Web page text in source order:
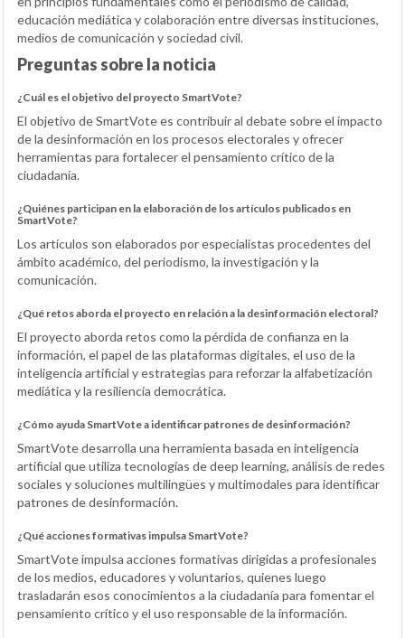
educación mediática y colaboración entre diversas instituciones,
medios de comunicación y sociedad civil.
Preguntas sobre la noticia
¿Cuál es el objetivo del proyecto SmartVote?
El objetivo de SmartVote es contribuir al debate sobre el impacto
de la desinformación en los procesos electorales y ofrecer
herramientas para fortalecer el pensamiento crítico de la
ciudadanía.
¿Quiénes participan en la elaboración de los artículos publicados en
SmartVote?
Los artículos son elaborados por especialistas procedentes del
ámbito académico, del periodismo, la investigación y la
comunicación.
¿Qué retos aborda el proyecto en relación a la desinformación electoral?
El proyecto aborda retos como la pérdida de confianza en la
información, el papel de las plataformas digitales, el uso de la
inteligencia artificial y estrategias para reforzar la alfabetización
mediática y la resiliencia democrática.
¿Cómo ayuda SmartVote a identificar patrones de desinformación?
SmartVote desarrolla una herramienta basada en inteligencia
artificial que utiliza tecnologías de deep learning, análisis de redes
sociales y soluciones multilingües y multimodales para identificar
patrones de desinformación.
¿Qué acciones formativas impulsa SmartVote?
SmartVote impulsa acciones formativas dirigidas a profesionales
de los medios, educadores y voluntarios, quienes luego
trasladarán esos conocimientos a la ciudadanía para fomentar el
pensamiento crítico y el uso responsable de la información.